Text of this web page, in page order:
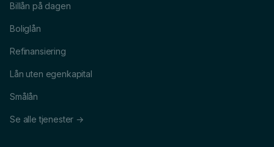
Billån på dagen
Boliglån
Refinansiering
Lån uten egenkapital
Smålån
Se alle tjenester →